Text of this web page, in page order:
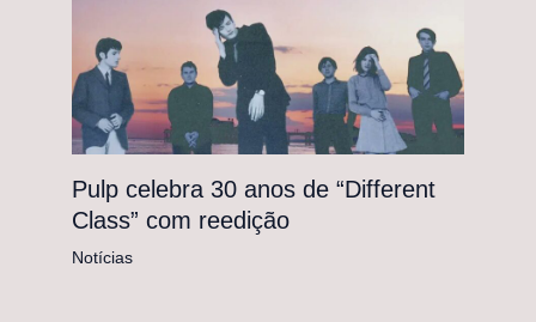
Pulp celebra 30 anos de “Different
Class” com reedição
Notícias